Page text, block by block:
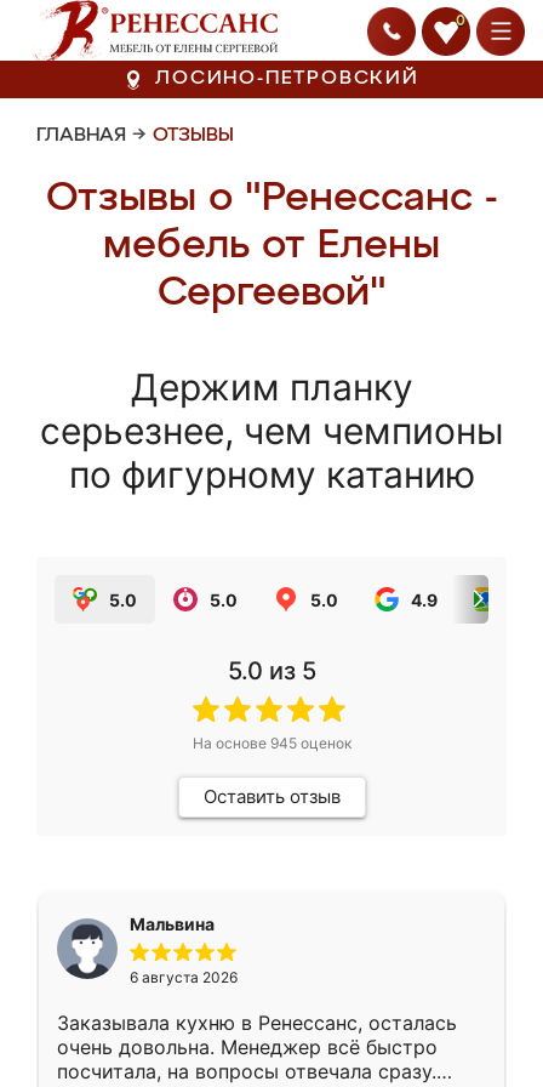
0
ЛОСИНО-ПЕТРОВСКИЙ
ГЛАВНАЯ → ОТЗЫВЫ
Отзывы о "Ренессанс -
мебель от Елены
Сергеевой"
Держим планку
серьезнее, чем чемпионы
по фигурному катанию
5.0 5.0 5.0 4.9
5.0 из 5
На основе 945оценок
Оставить отзыв
Мальвина
6 августа 2026
Заказывала кухню в Ренессанс, осталась
очень довольна. Менеджер всё быстро
посчитала, на вопросы отвечала сразу.